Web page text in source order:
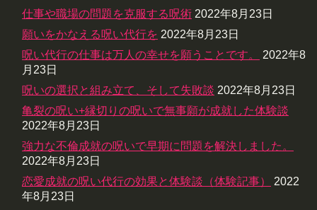
仕事や職場の問題を克服する呪術 2022年8月23日
願いをかなえる呪い代行を 2022年8月23日
呪い代行の仕事は万人の幸せを願うことです。
2022年8
月23日
呪いの選択と組み立て、そして失敗談 2022年8月23日
亀裂の呪い+縁切りの呪いで無事願が成就した体験談
2022年8月23日
強力な不倫成就の呪いで早期に問題を解決しました。
2022年8月23日
恋愛成就の呪い代行の効果と体験談（体験記事）
2022
年8月23日